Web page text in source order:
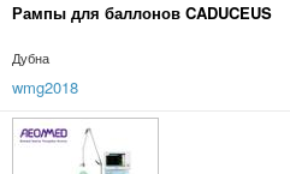
Рампы для баллонов CADUCEUS
Дубна
wmg2018